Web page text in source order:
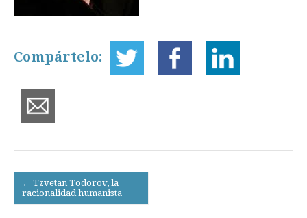
Compártelo:
Post
navigation
← Tzvetan Todorov, la
racionalidad humanista